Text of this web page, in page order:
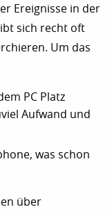
Ereignisse in der
sich recht oft
Um das
PC Platz
Aufwand und
was schon
über